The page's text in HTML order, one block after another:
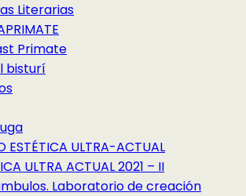
Literarias
Primate
bisturí
ESTÉTICA ULTRA-ACTUAL
ULTRA ACTUAL 2021 – II
Laboratorio de creación